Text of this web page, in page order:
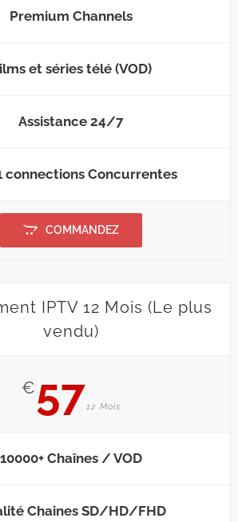
Premium Channels
et séries télé (VOD)
Assistance 24/7
connections Concurrentes
COMMANDEZ
IPTV 12 Mois (Le plus
vendu)
€5712 Mois
10000+ Chaînes / VOD
Chaines SD/HD/FHD